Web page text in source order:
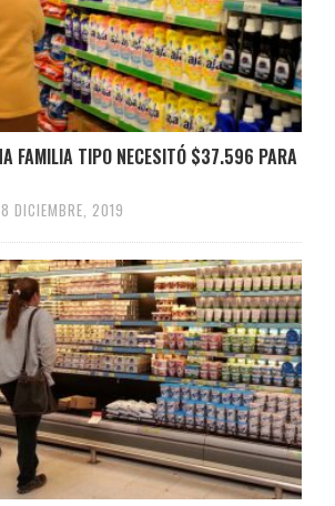
FAMILIA TIPO NECESITÓ $37.596 PARA
DICIEMBRE, 2019